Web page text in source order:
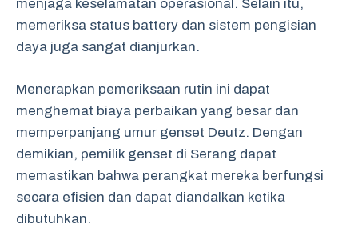
menjaga keselamatan operasional. Selain itu,
memeriksa status battery dan sistem pengisian
daya juga sangat dianjurkan.
Menerapkan pemeriksaan rutin ini dapat
menghemat biaya perbaikan yang besar dan
memperpanjang umur genset Deutz. Dengan
demikian, pemilik genset di Serang dapat
memastikan bahwa perangkat mereka berfungsi
secara efisien dan dapat diandalkan ketika
dibutuhkan.